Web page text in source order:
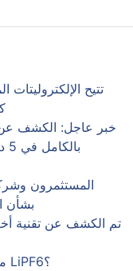
تتيح
خبر عاجل: الكشف عن
المستثمرون
بشأن
تم الكشف عن تقنية
ماذا يحدث في سوق الليثيوم وخاصة LiPF6؟